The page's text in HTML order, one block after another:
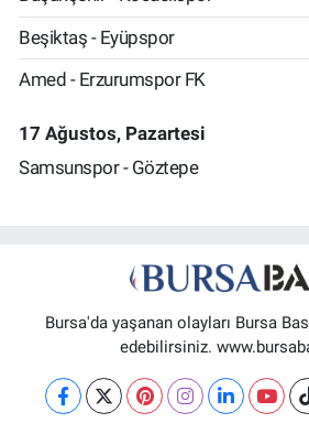
Beşiktaş - Eyüpspor
Amed - Erzurumspor FK
17 Ağustos, Pazartesi
Samsunspor - Göztepe
Bursa'da yaşanan olayları Bursa
edebilirsiniz.